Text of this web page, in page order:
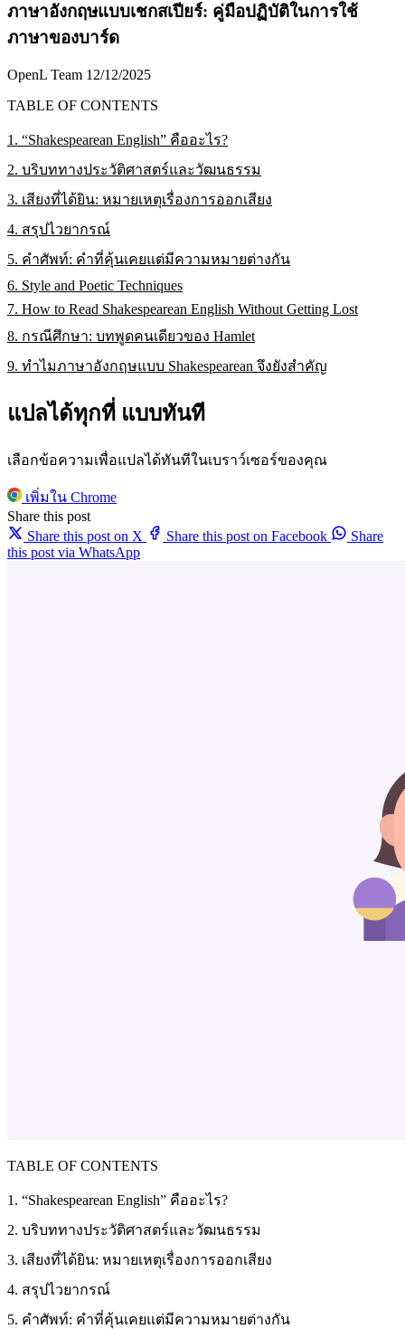
ภาษาอังกฤษแบบเชกสเปียร์: คู่มือปฏิบัติในการใช้
ภาษาของบาร์ด
OpenL Team 12/12/2025
TABLE OF CONTENTS
1. “Shakespearean English” คืออะไร?
2. บริบททางประวัติศาสตร์และวัฒนธรรม
3. เสียงที่ได้ยิน: หมายเหตุเรื่องการออกเสียง
4. สรุปไวยากรณ์
5. คำศัพท์: คำที่คุ้นเคยแต่มีความหมายต่างกัน
6. Style and Poetic Techniques
7. How to Read Shakespearean English Without Getting Lost
8. กรณีศึกษา: บทพูดคนเดียวของ Hamlet
9. ทำไมภาษาอังกฤษแบบ Shakespearean จึงยังสำคัญ
แปลได้ทุกที่ แบบทันที
เลือกข้อความเพื่อแปลได้ทันทีในเบราว์เซอร์ของคุณ
เพิ่มใน Chrome
Share this post
Share this post on X
Share this post on Facebook
Share
this post via WhatsApp
TABLE OF CONTENTS
1. “Shakespearean English” คืออะไร?
2. บริบททางประวัติศาสตร์และวัฒนธรรม
3. เสียงที่ได้ยิน: หมายเหตุเรื่องการออกเสียง
4. สรุปไวยากรณ์
5. คำศัพท์: คำที่คุ้นเคยแต่มีความหมายต่างกัน